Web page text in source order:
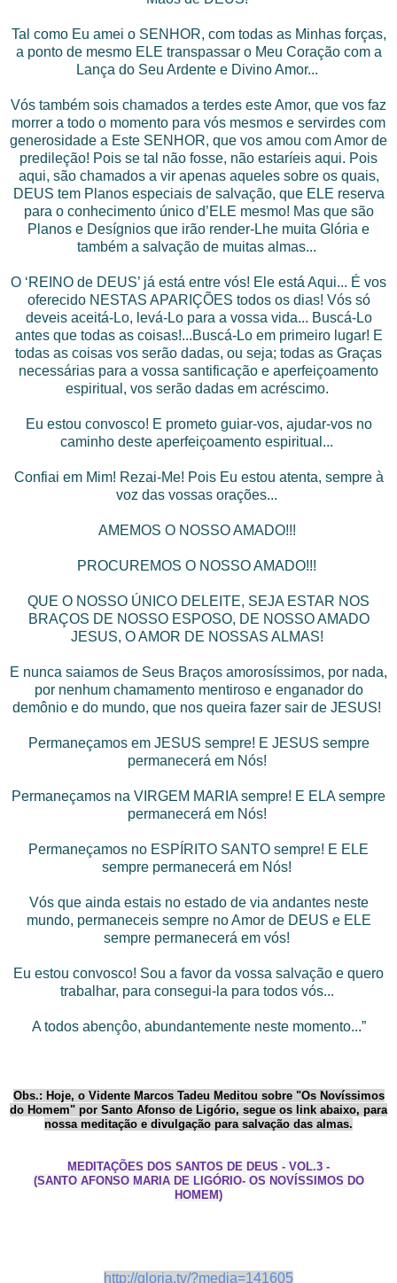
Tal como Eu amei o SENHOR, com todas as Minhas forças,
a ponto de mesmo ELE transpassar o Meu Coração com a
Lança do Seu Ardente e Divino Amor...
Vós também sois chamados a terdes este Amor, que vos faz
morrer a todo o momento para vós mesmos e servirdes com
generosidade a Este SENHOR, que vos amou com Amor de
predileção! Pois se tal não fosse, não estaríeis aqui. Pois
aqui, são chamados a vir apenas aqueles sobre os quais,
DEUS tem Planos especiais de salvação, que ELE reserva
para o conhecimento único d’ELE mesmo! Mas que são
Planos e Desígnios que irão render-Lhe muita Glória e
também a salvação de muitas almas...
O ‘REINO de DEUS’ já está entre vós! Ele está Aqui... É vos
oferecido NESTAS APARIÇÕES todos os dias! Vós só
deveis aceitá-Lo, levá-Lo para a vossa vida... Buscá-Lo
antes que todas as coisas!...Buscá-Lo em primeiro lugar! E
todas as coisas vos serão dadas, ou seja; todas as Graças
necessárias para a vossa santificação e aperfeiçoamento
espiritual, vos serão dadas em acréscimo.
Eu estou convosco! E prometo guiar-vos, ajudar-vos no
caminho deste aperfeiçoamento espiritual...
Confiai em Mim! Rezai-Me! Pois Eu estou atenta, sempre à
voz das vossas orações...
AMEMOS O NOSSO AMADO!!!
PROCUREMOS O NOSSO AMADO!!!
QUE O NOSSO ÚNICO DELEITE, SEJA ESTAR NOS
BRAÇOS DE NOSSO ESPOSO, DE NOSSO AMADO
JESUS, O AMOR DE NOSSAS ALMAS!
E nunca saiamos de Seus Braços amorosíssimos, por nada,
por nenhum chamamento mentiroso e enganador do
demônio e do mundo, que nos queira fazer sair de JESUS!
Permaneçamos em JESUS sempre! E JESUS sempre
permanecerá em Nós!
Permaneçamos na VIRGEM MARIA sempre! E ELA sempre
permanecerá em Nós!
Permaneçamos no ESPÍRITO SANTO sempre! E ELE
sempre permanecerá em Nós!
Vós que ainda estais no estado de via andantes neste
mundo, permaneceis sempre no Amor de DEUS e ELE
sempre permanecerá em vós!
Eu estou convosco! Sou a favor da vossa salvação e quero
trabalhar, para consegui-la para todos vós...
A todos abençôo, abundantemente neste momento...”
Obs.: Hoje, o Vidente Marcos Tadeu Meditou sobre "Os Novíssimos
do Homem" por Santo Afonso de Ligório, segue os link abaixo, para
nossa meditação e divulgação para salvação das almas.
MEDITAÇÕES DOS SANTOS DE DEUS - VOL.3 -
(SANTO AFONSO MARIA DE LIGÓRIO- OS NOVÍSSIMOS DO
HOMEM)
http://gloria.tv/?media=141605